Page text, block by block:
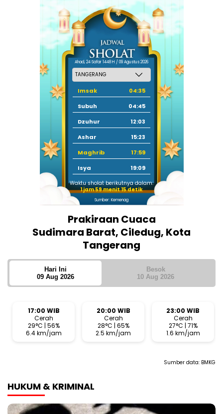
Ahad, 24 Safar 1448 H / 09 Agustus 2026
Imsak
04:35
Subuh
04:45
Dzuhur
12:03
Ashar
15:23
Maghrib
17:59
Isya
19:09
Waktu sholat berikutnya dalam:
1 jam 59 menit 14 detik
Sumber: Kemenag
Prakiraan Cuaca
Sudimara Barat, Ciledug, Kota
Tangerang
Hari Ini
09 Aug 2026
Besok
10 Aug 2026
17:00 WIB
Cerah
29°C | 56%
6.4 km/jam
20:00 WIB
Cerah
28°C | 65%
2.5 km/jam
23:00 WIB
Cerah
27°C | 71%
1.6 km/jam
Sumber data: BMKG
HUKUM & KRIMINAL